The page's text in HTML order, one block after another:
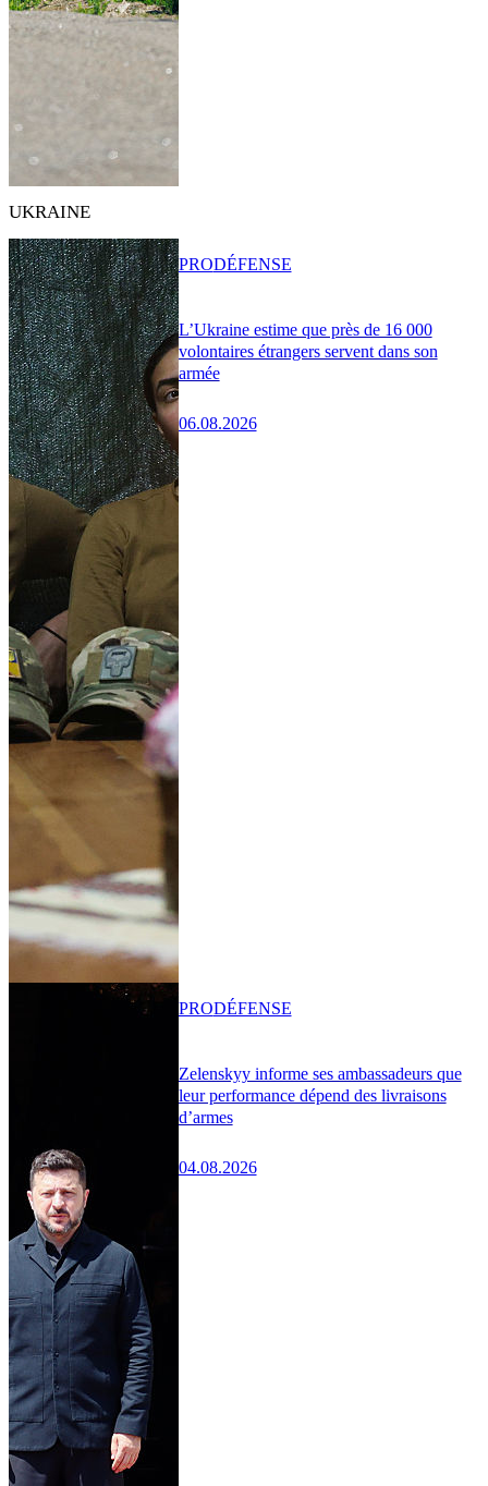
UKRAINE
L’Ukraine estime que près de 16 000
volontaires étrangers servent dans son
armée
06.08.2026
PRODÉFENSE
Zelenskyy informe ses ambassadeurs que
leur performance dépend des livraisons
d’armes
04.08.2026
PRODÉFENSE